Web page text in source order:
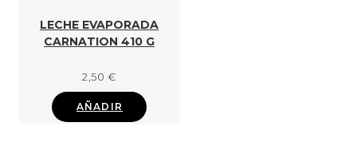
LECHE EVAPORADA
CARNATION 410 G
2,50 €
AÑADIR